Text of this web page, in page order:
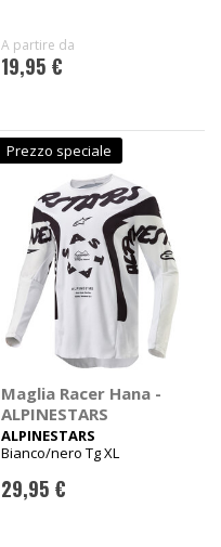
A partire da
19,95 €
Prezzo speciale
Maglia Racer Hana -
ALPINESTARS
ALPINESTARS
Bianco/nero Tg XL
29,95 €